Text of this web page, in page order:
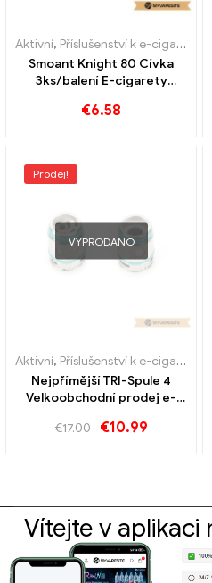
Aktivní, Příslušenství k e-cigaretám
Smoant Knight 80 Cívka
3ks/balení E-cigarety
€6.58
Prodej!
VYPRODÁNO
Aktivní, Příslušenství k e-cigaretám
Nejpřímější TRI-Spule 4
Velkoobchodní prodej e-
€17.00 €10.99
Vítejte v aplikaci